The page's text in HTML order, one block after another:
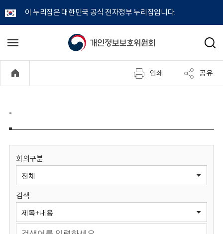
이 누리집은 대한민국 공식 전자정부 누리집입니다.
개
정
보
원
회
메
기
검
인쇄 공유
-
회의구분
검색